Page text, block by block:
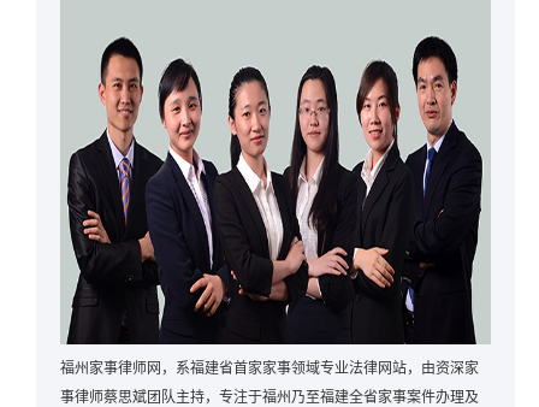
福州家事律师网，系福建省首家家事领域专业法律网站，由资深家
事律师蔡思斌团队主持，专注于福州乃至福建全省家事案件办理及